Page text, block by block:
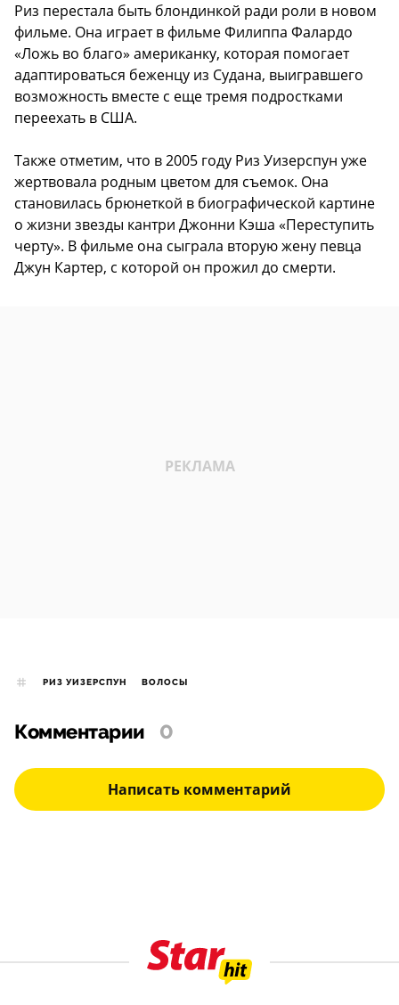
Риз перестала быть блондинкой ради роли в новом
фильме. Она играет в фильме Филиппа Фалардо
«Ложь во благо» американку, которая помогает
адаптироваться беженцу из Судана, выигравшего
возможность вместе с еще тремя подростками
переехать в США.
Также отметим, что в 2005 году Риз Уизерспун уже
жертвовала родным цветом для съемок. Она
становилась брюнеткой в биографической картине
о жизни звезды кантри Джонни Кэша «Переступить
черту». В фильме она сыграла вторую жену певца
Джун Картер, с которой он прожил до смерти.
РИЗ УИЗЕРСПУН ВОЛОСЫ
Комментарии 0
Написать комментарий